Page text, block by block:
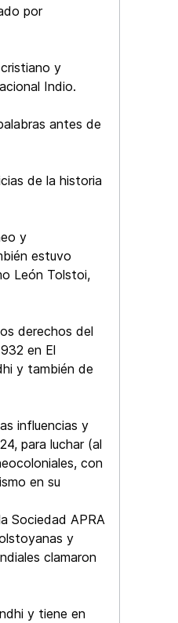
por
y
Indio.
antes de
de la historia
y
estuvo
León Tolstoi,
derechos del
en El
y también de
influencias y
para luchar (al
con
en su
Sociedad APRA
y
clamaron
y tiene en